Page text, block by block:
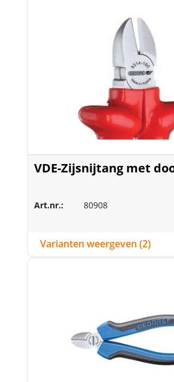
VDE-Zijsnijtang met
Art.nr.: 80908
Varianten weergeven (2)